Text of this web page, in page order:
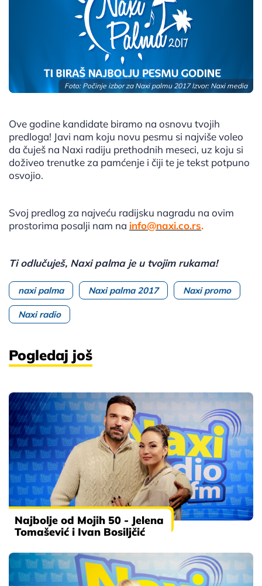
Foto: Počinje izbor za Naxi palmu 2017 Izvor: Naxi media
Ove godine kandidate biramo na osnovu tvojih
predloga! Javi nam koju novu pesmu si najviše voleo
da čuješ na Naxi radiju prethodnih meseci, uz koju si
doživeo trenutke za pamćenje i čiji te je tekst potpuno
osvojio.
Svoj predlog za najveću radijsku nagradu na ovim
prostorima posalji nam na info@naxi.co.rs.
Ti odlučuješ, Naxi palma je u tvojim rukama!
naxi palma Naxi palma 2017 Naxi promo
Naxi radio
Pogledaj još
Najbolje od Mojih 50 - Jelena
Tomašević i Ivan Bosiljčić